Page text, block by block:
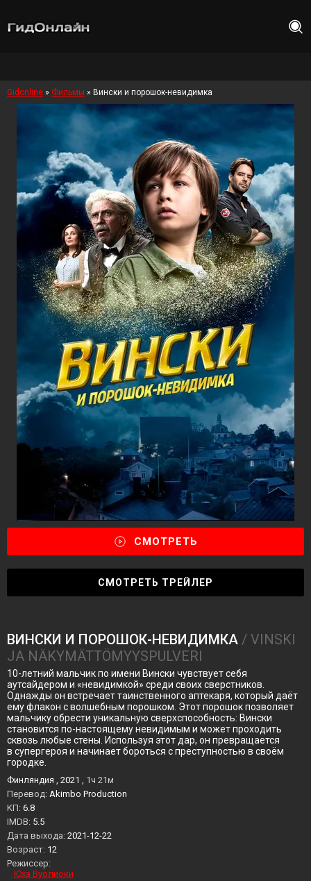
Gidonline » Фильмы » Вински и порошок-невидимка
СМОТРЕТЬ
СМОТРЕТЬ ТРЕЙЛЕР
ВИНСКИ И ПОРОШОК-НЕВИДИМКА / VINSKI
JA NÄKYMÄTTÖMYYSPULVERI
10-летний мальчик по имени Вински чувствует себя
аутсайдером и «невидимкой» среди своих сверстников.
Однажды он встречает таинственного аптекаря, который даёт
ему флакон с волшебным порошком. Этот порошок позволяет
мальчику обрести уникальную сверхспособность: Вински
становится по-настоящему невидимым и может проходить
сквозь любые стены. Используя этот дар, он превращается
в супергероя и начинает бороться с преступностью в своём
городке.
Финляндия , 2021 , 1ч 21м
Перевод: Akimbo Production
KП: 6.8
IMDB: 5.5
Дата выхода: 2021-12-22
Возраст: 12
Режиссер:
Юха Вуолиоки